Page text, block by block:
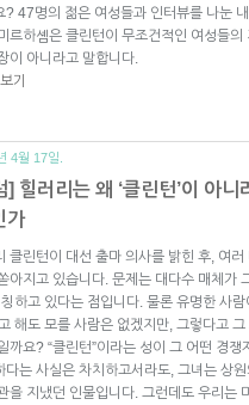
? 47명의 젊은 여성들과 인터뷰를 나눈
르하솀은 클린턴이 무조건적인 여성들의
이 아니라고 말합니다.
기
4월 17일.
] 힐러리는 왜 ‘클린턴’이 아니
가
클린턴이 대선 출마 의사를 밝힌 후, 여러
아지고 있습니다. 문제는 대다수 매체가
칭하고 있다는 점입니다. 물론 유명한 사람
해도 모를 사람은 없겠지만, 그렇다고
까요? “클린턴”이라는 성이 그 어떤 경쟁
다는 사실은 차치하고서라도, 그녀는 상
을 지냈던 인물입니다. 그런데도 우리는